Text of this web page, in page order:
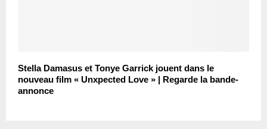
Stella Damasus et Tonye Garrick jouent dans le
nouveau film « Unxpected Love » | Regarde la bande-
annonce